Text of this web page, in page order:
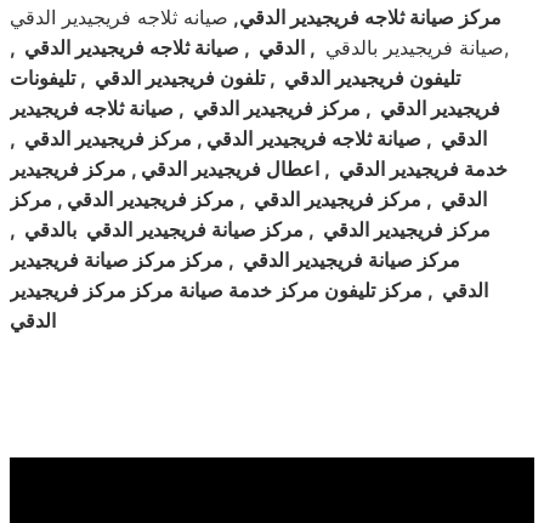
مركز صيانة ثلاجه فريجيدير الدقي, صيانه ثلاجه فريجيدير الدقي
,صيانة فريجيدير بالدقي , الدقي , صيانة ثلاجه فريجيدير الدقي ,
تليفون فريجيدير الدقي , تلفون فريجيدير الدقي , تليفونات
فريجيدير الدقي , مركز فريجيدير الدقي , صيانة ثلاجه فريجيدير
الدقي , صيانة ثلاجه فريجيدير الدقي , مركز فريجيدير الدقي ,
خدمة فريجيدير الدقي , اعطال فريجيدير الدقي , مركز فريجيدير
الدقي , مركز فريجيدير الدقي , مركز فريجيدير الدقي , مركز
مركز فريجيدير الدقي , مركز صيانة فريجيدير الدقي بالدقي ,
مركز صيانة فريجيدير الدقي , مركز مركز صيانة فريجيدير
الدقي , مركز تليفون مركز خدمة صيانة مركز مركز فريجيدير
الدقي